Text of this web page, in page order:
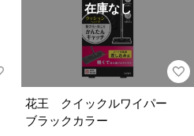
在庫なし
花王 クイックルワイパー
ブラックカラー